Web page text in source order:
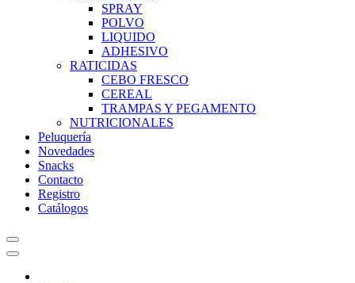
SPRAY
POLVO
LIQUIDO
ADHESIVO
RATICIDAS
CEBO FRESCO
CEREAL
TRAMPAS Y PEGAMENTO
NUTRICIONALES
Peluquería
Novedades
Snacks
Contacto
Registro
Catálogos